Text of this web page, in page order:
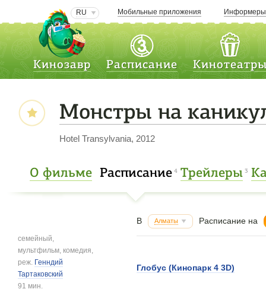
RU Мобильные приложения Информеры
Кинозавр Расписание
Монстры на
Hotel Transylvania, 2012
О фильме Расписание 4 Трейлеры 3
семейный,
мультфильм, комедия,
реж. Генндий
Тартаковский
91 мин.
В Алматы Расписание на
Глобус (Кинопарк 4 3D)